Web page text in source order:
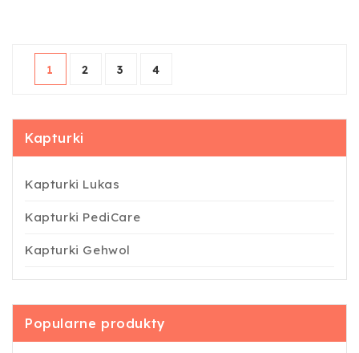
1 2 3 4
Kapturki
Kapturki Lukas
Kapturki PediCare
Kapturki Gehwol
Popularne produkty